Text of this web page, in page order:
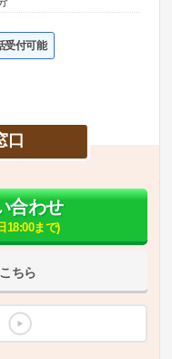
受付可能
口
ちら
合わせ
18:00まで)